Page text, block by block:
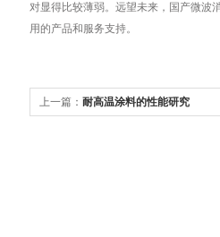
对显得比较薄弱。远望未来，国产微波
用的产品和服务支持。
上一篇： 耐高温涂料的性能研究